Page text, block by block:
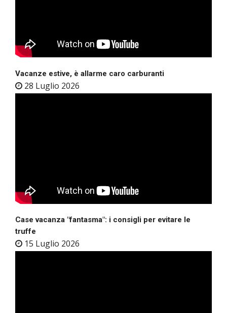
Vacanze estive, è allarme caro carburanti
28 Luglio 2026
Case vacanza "fantasma": i consigli per evitare le
truffe
15 Luglio 2026